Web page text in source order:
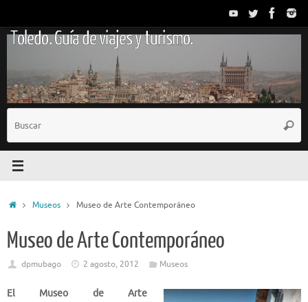
contenido
Toledo. Guía de viajes y turismo.
InicioMuseos Museo de Arte Contemporáneo
Museo de Arte Contemporáneo
dpmubago 2 agosto, 2012 Museos
El Museo de Arte